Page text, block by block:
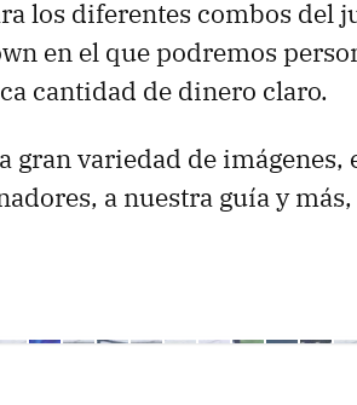
los diferentes combos del
en el que podremos
cantidad de dinero claro.
gran variedad de imágenes,
a nuestra guía y